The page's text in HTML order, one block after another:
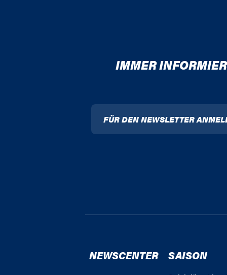
IMMER
FÜR DEN NEWSLETTER
NEWSCENTER SAISON